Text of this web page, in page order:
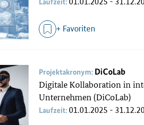
+ Favoriten
Projektakronym: DiCoLab
Digitale Kollaboration in
Unternehmen (DiCoLab)
Laufzeit:01.01.2025 -